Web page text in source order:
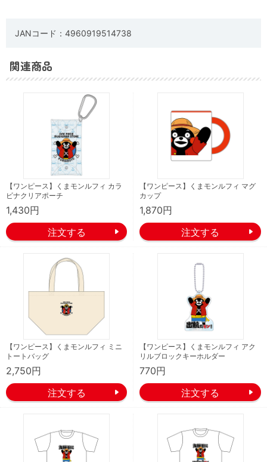
JANコード：4960919514738
関連商品
【ワンピース】くまモンルフィ カラ
ビナクリアポーチ
1,430円
【ワンピース】くまモンルフィ マグ
カップ
1,870円
【ワンピース】くまモンルフィ ミニ
トートバッグ
2,750円
【ワンピース】くまモンルフィ アク
リルブロックキーホルダー
770円